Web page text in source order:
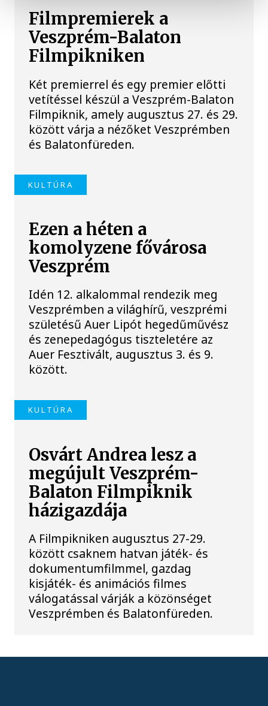
Filmpremierek a
Veszprém-Balaton
Filmpikniken
Két premierrel és egy premier előtti
vetítéssel készül a Veszprém-Balaton
Filmpiknik, amely augusztus 27. és 29.
között várja a nézőket Veszprémben
és Balatonfüreden.
KULTÚRA
Ezen a héten a
komolyzene fővárosa
Veszprém
Idén 12. alkalommal rendezik meg
Veszprémben a világhírű, veszprémi
születésű Auer Lipót hegedűművész
és zenepedagógus tiszteletére az
Auer Fesztivált, augusztus 3. és 9.
között.
KULTÚRA
Osvárt Andrea lesz a
megújult Veszprém-
Balaton Filmpiknik
házigazdája
A Filmpikniken augusztus 27-29.
között csaknem hatvan játék- és
dokumentumfilmmel, gazdag
kisjáték- és animációs filmes
válogatással várják a közönséget
Veszprémben és Balatonfüreden.